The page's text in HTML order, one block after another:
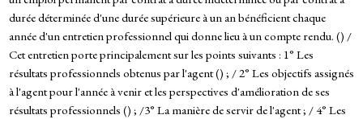
durée déterminée d'une durée supérieure à un an bénéficient chaque
année d'un entretien professionnel qui donne lieu à un compte rendu. () /
Cet entretien porte principalement sur les points suivants : 1° Les
résultats professionnels obtenus par l'agent () ; / 2° Les objectifs assignés
à l'agent pour l'année à venir et les perspectives d'amélioration de ses
résultats professionnels () ; /3° La manière de servir de l'agent ; / 4° Les